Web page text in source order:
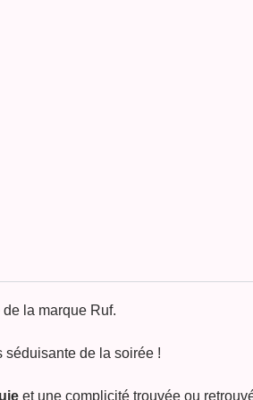
de la marque Ruf.
séduisante de la soirée !
et une complicité trouvée ou